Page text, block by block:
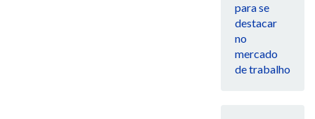
para se
destacar
no
mercado
de trabalho